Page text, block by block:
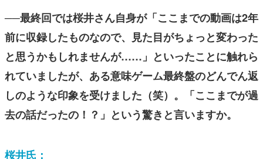
──最終回では桜井さん自身が「ここまでの動画は2年
前に収録したものなので、見た目がちょっと変わった
と思うかもしれませんが……」といったことに触れら
れていましたが、ある意味ゲーム最終盤のどんでん返
しのような印象を受けました（笑）。「ここまでが過
去の話だったの！？」という驚きと言いますか。
桜井氏：